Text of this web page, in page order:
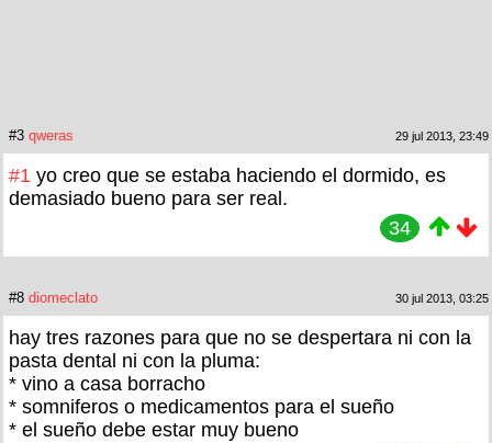
#3 qweras 29 jul 2013, 23:49
#1 yo creo que se estaba haciendo el dormido, es
demasiado bueno para ser real.
34
#8 diomeclato 30 jul 2013, 03:25
hay tres razones para que no se despertara ni con la
pasta dental ni con la pluma:
* vino a casa borracho
* somniferos o medicamentos para el sueño
* el sueño debe estar muy bueno